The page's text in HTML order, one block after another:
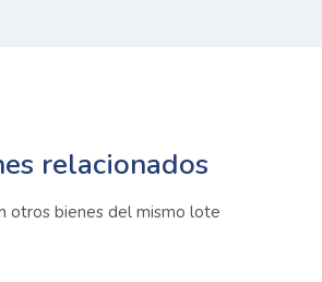
relacionados
otros bienes del mismo lote